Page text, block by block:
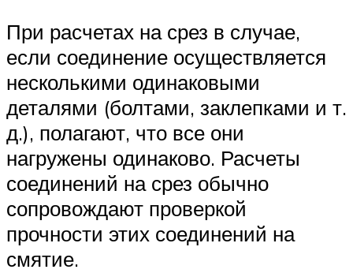
При расчетах на срез в случае,
если соединение осуществляется
несколькими одинаковыми
деталями (болтами, заклепками и т.
д.), полагают, что все они
нагружены одинаково. Расчеты
соединений на срез обычно
сопровождают проверкой
прочности этих соединений на
смятие.